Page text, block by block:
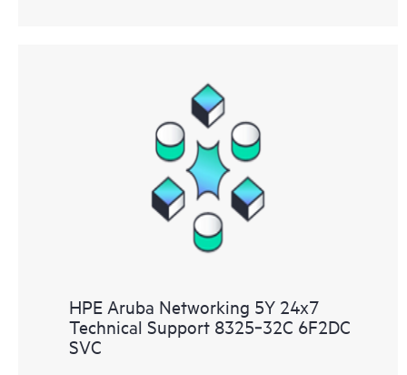
HPE Aruba Networking 5Y 24x7
Technical Support 8325‑32C 6F2DC
SVC